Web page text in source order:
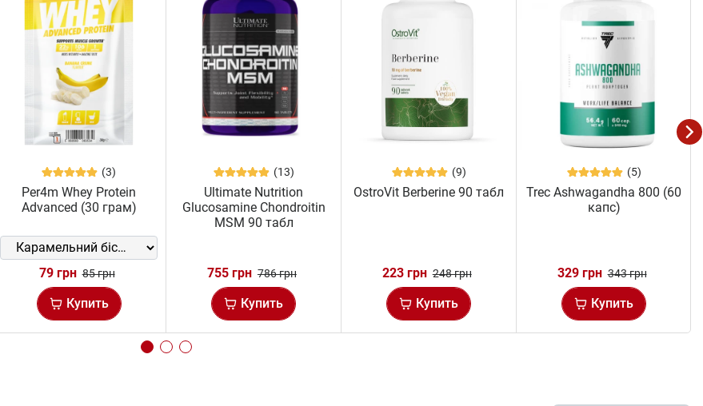
(3)
Per4m Whey Protein
Advanced (30 грам)
79 грн 85 грн
Купить
(13)
Ultimate Nutrition
Glucosamine Chondroitin
MSM 90 табл
755 грн 786 грн
Купить
(9)
OstroVit Berberine 90 табл
223 грн 248 грн
Купить
(5)
Trec Ashwagandha 800 (60
капс)
329 грн 343 грн
Купить